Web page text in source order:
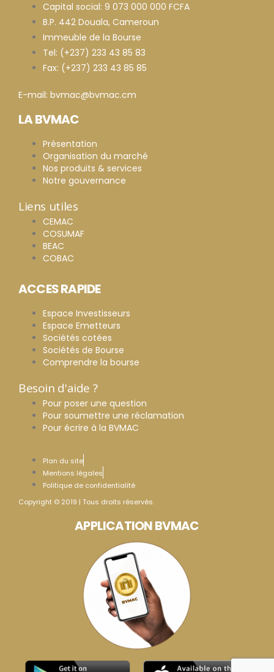
Capital social: 9 073 000 000 FCFA
B.P. 442 Douala, Cameroun
Immeuble de la Bourse
Tel: (+237) 233 43 85 83
Fax: (+237) 233 43 85 85
E-mail: bvmac@bvmac.cm
LA BVMAC
Présentation
Organisation du marché
Nos produits & services
Notre gouvernance
Liens utiles
CEMAC
COSUMAF
BEAC
COBAC
ACCES RAPIDE
Espace Investisseurs
Espace Emetteurs
Sociétés cotées
Sociétés de Bourse
Comprendre la bourse
Besoin d'aide ?
Pour poser une question
Pour soumettre une réclamation
Pour écrire à la BVMAC
Plan du site
Mentions légales
Politique de confidentialité
Copyright © 2019 | Tous droits réservés.
APPLICATION BVMAC